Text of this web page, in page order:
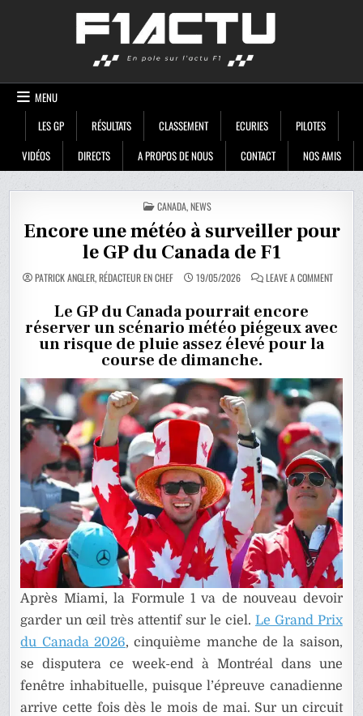
MENU
LES GP
RÉSULTATS CLASSEMENT ECURIES
PILOTES
VIDÉOS
DIRECTS A PROPOS DE NOUS CONTACT NOS AMIS
POSTED
IN
CANADA,NEWS
Encore une météo à surveiller pour
le GP du Canada de F1
PATRICK ANGLER, RÉDACTEUR EN CHEF 19/05/2026 LEAVE A COMMENTON
ENCORE
POUR
DE
F1
Le GP du Canada pourrait encore
réserver un scénario météo piégeux avec
un risque de pluie assez élevé pour la
course de dimanche.
Après Miami, la Formule 1 va de nouveau devoir
garder un œil très attentif sur le ciel. Le Grand Prix
du Canada 2026, cinquième manche de la saison,
se disputera ce week-end à Montréal dans une
fenêtre inhabituelle, puisque l’épreuve canadienne
arrive cette fois dès le mois de mai. Sur un circuit